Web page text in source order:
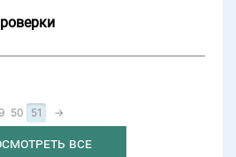
50 51 →
все